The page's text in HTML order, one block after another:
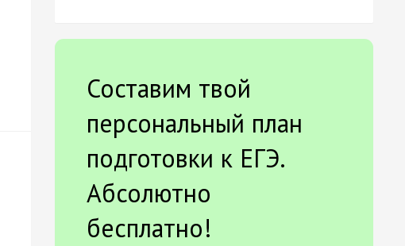
Составим твой
персональный план
подготовки к ЕГЭ.
Абсолютно
бесплатно!